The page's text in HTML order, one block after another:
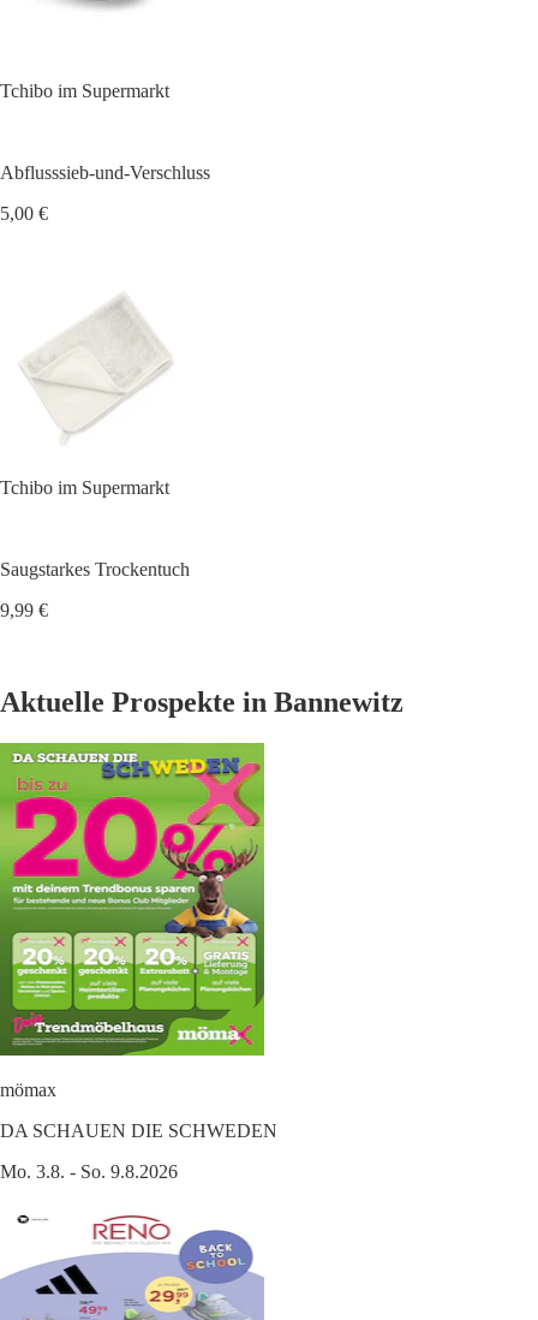
Tchibo im Supermarkt
Abflusssieb-und-Verschluss
5,00 €
Tchibo im Supermarkt
Saugstarkes Trockentuch
9,99 €
Aktuelle Prospekte in Bannewitz
mömax
DA SCHAUEN DIE SCHWEDEN
Mo. 3.8. - So. 9.8.2026